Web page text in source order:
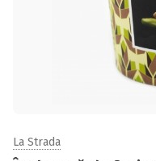
La Strada